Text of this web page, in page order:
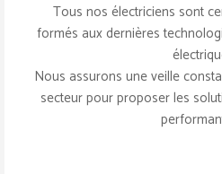
Tous nos électriciens sont
formés aux dernières
Nous assurons une veille
secteur pour proposer les